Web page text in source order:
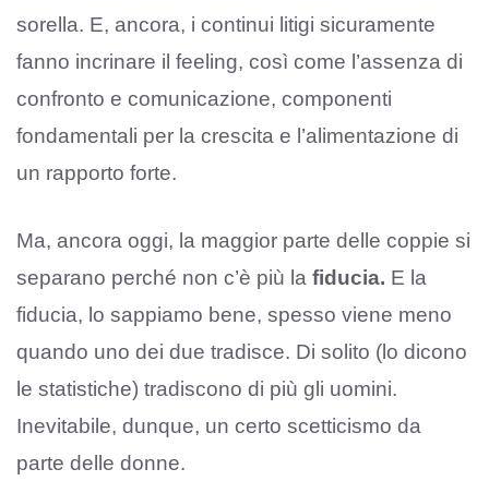
sorella. E, ancora, i continui litigi sicuramente
fanno incrinare il feeling, così come l’assenza di
confronto e comunicazione, componenti
fondamentali per la crescita e l’alimentazione di
un rapporto forte.
Ma, ancora oggi, la maggior parte delle coppie si
separano perché non c’è più la fiducia. E la
fiducia, lo sappiamo bene, spesso viene meno
quando uno dei due tradisce. Di solito (lo dicono
le statistiche) tradiscono di più gli uomini.
Inevitabile, dunque, un certo scetticismo da
parte delle donne.